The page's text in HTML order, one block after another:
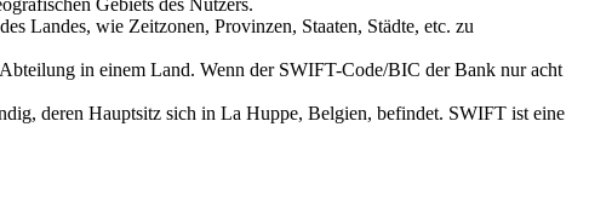
Gebiets des Nutzers.
Landes, wie Zeitzonen, Provinzen, Staaten, Städte, etc. zu
in einem Land. Wenn der SWIFT-Code/BIC der Bank nur acht
deren Hauptsitz sich in La Huppe, Belgien, befindet. SWIFT ist eine